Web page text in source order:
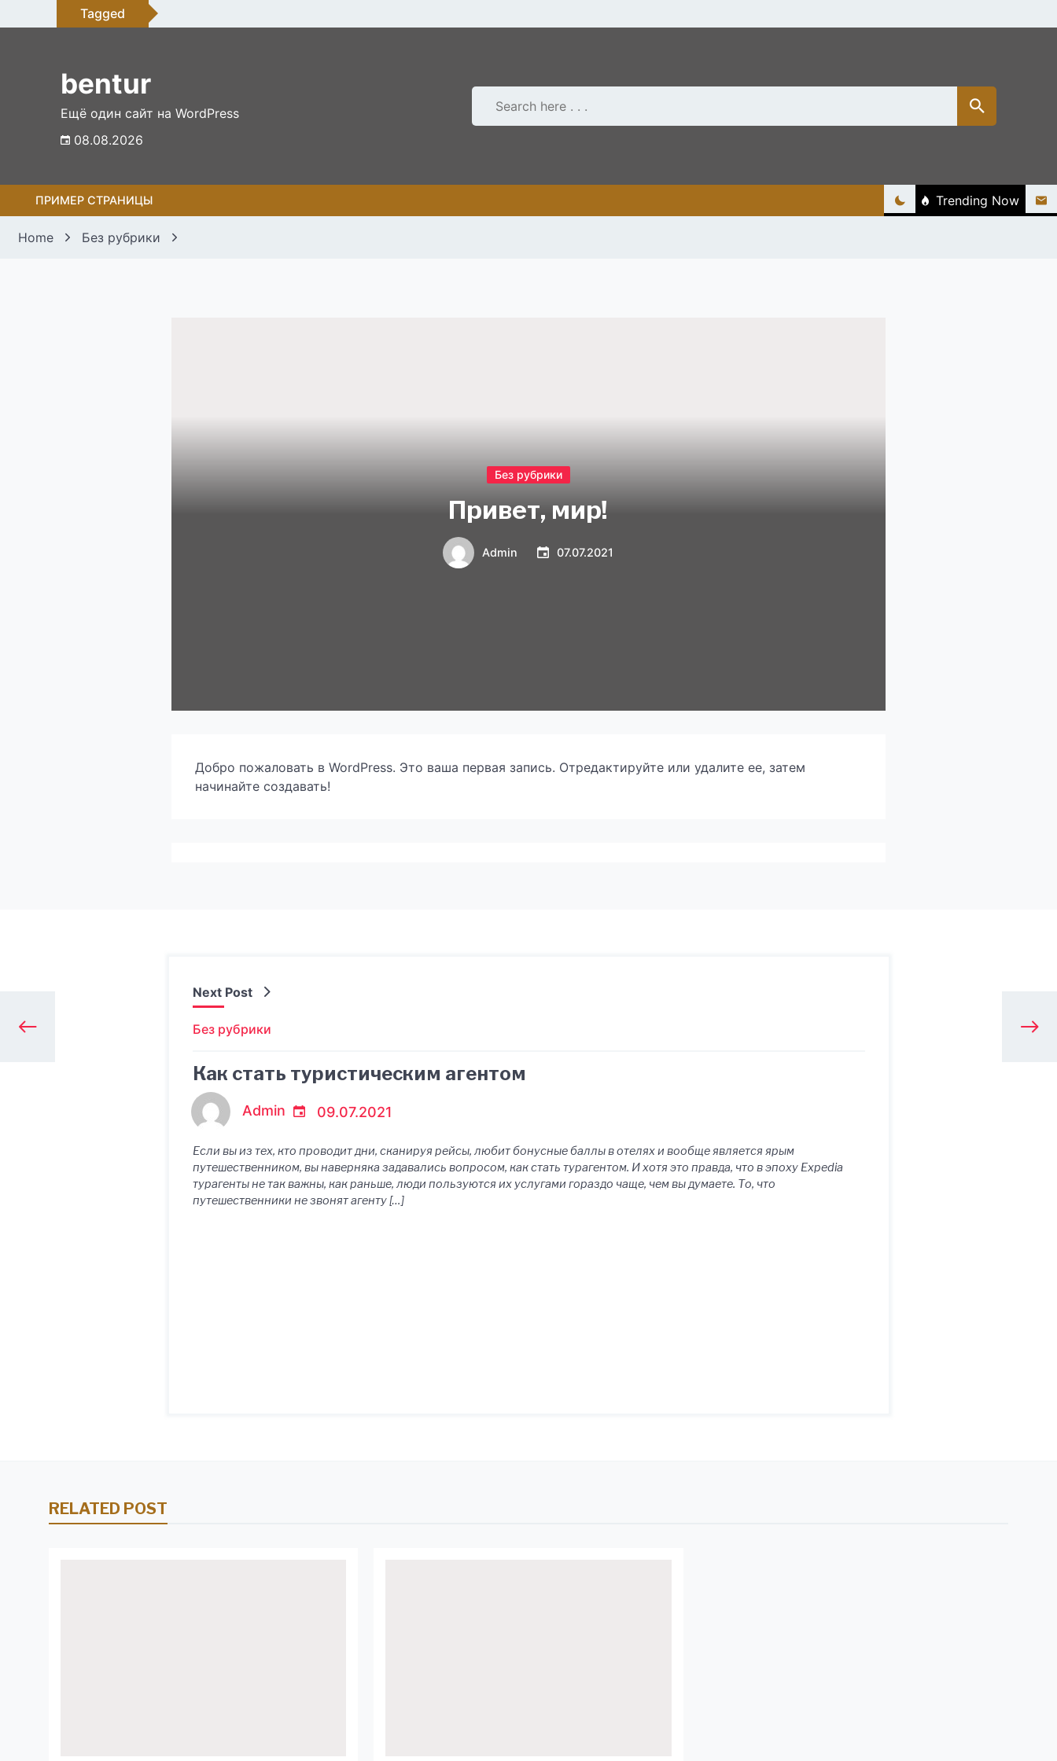
to
Tagged
bentur
Ещё один сайт на WordPress
08.08.2026
ПРИМЕР СТРАНИЦЫ Trending Now
Home Без рубрики
Без рубрики
Привет, мир!
Admin 07.07.2021
Добро пожаловать в WordPress. Это ваша первая запись. Отредактируйте или удалите ее, затем
начинайте создавать!
Next Post
Без рубрики
Как стать туристическим агентом
Admin 09.07.2021
Если вы из тех, кто проводит дни, сканируя рейсы, любит бонусные баллы в отелях и вообще является ярым
путешественником, вы наверняка задавались вопросом, как стать турагентом. И хотя это правда, что в эпоху Expedia
турагенты не так важны, как раньше, люди пользуются их услугами гораздо чаще, чем вы думаете. То, что
путешественники не звонят агенту […]
RELATED POST